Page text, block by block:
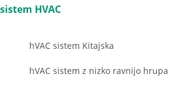
sistem HVAC
hVAC sistem Kitajska
hVAC sistem z nizko ravnijo hrupa